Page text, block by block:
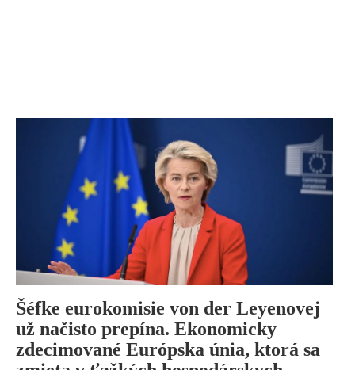
Šéfke eurokomisie von der Leyenovej
už načisto prepína. Ekonomicky
zdecimované Európska únia, ktorá sa